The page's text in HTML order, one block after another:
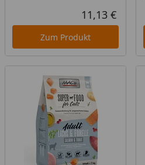
11,13 €
Zum Produkt